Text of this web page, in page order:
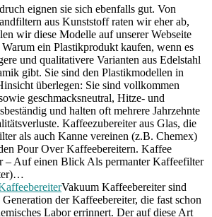
eignen sie sich ebenfalls gut. Von
aus Kunststoff raten wir eher ab,
wir diese Modelle auf unserer Webseite
ein Plastikprodukt kaufen, wenn es
und qualitativere Varianten aus Edelstahl
gibt. Sie sind den Plastikmodellen in
überlegen: Sie sind vollkommen
geschmacksneutral, Hitze- und
und halten oft mehrere Jahrzehnte
Kaffeezubereiter aus Glas, die
als auch Kanne vereinen (z.B. Chemex)
Pour Over Kaffeebereitern. Kaffee
– Auf einen Blick Als permanter Kaffeefilter
Vakuum Kaffeebereiter sind
Generation der Kaffeebereiter, die fast schon
Labor errinnert. Der auf diese Art